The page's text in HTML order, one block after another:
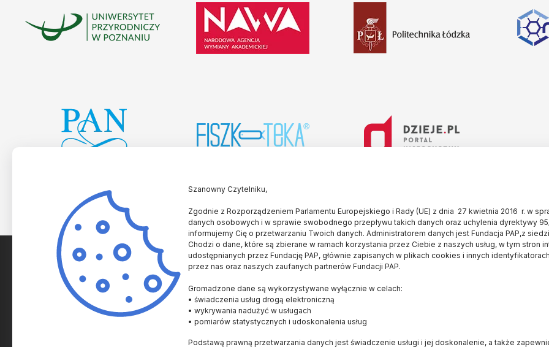
Szanowny Czytelniku,
Zgodnie z Rozporządzeniem Parlamentu Europejskiego i Rady (UE) z dnia 27 kwietnia 2016 r. w
danych osobowych i w sprawie swobodnego przepływu takich danych oraz uchylenia dyrektywy
informujemy Cię o przetwarzaniu Twoich danych. Administratorem danych jest Fundacja PAP,z
Chodzi o dane, które są zbierane w ramach korzystania przez Ciebie z naszych usług, w tym stron
udostępnianych przez Fundację PAP, głównie zapisanych w plikach cookies i innych
przez nas oraz naszych zaufanych partnerów Fundacji PAP.
Gromadzone dane są wykorzystywane wyłącznie w celach:
• świadczenia usług drogą elektroniczną
• wykrywania nadużyć w usługach
• pomiarów statystycznych i udoskonalenia usług
Podstawą prawną przetwarzania danych jest świadczenie usługi i jej doskonalenie, a także
SPRAWY NAUKOWE
Historia i Kultura
SPRAWY AKADEMICKIE
Uczelnie i Instytucje
Innowacje
Nagrody
Prawo
Konkurs dla czytelników
Popularyzator Nauki
Blog